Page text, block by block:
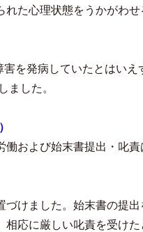
た心理状態をうかがわ
害を発病していたとはい
ました。
）
および始末書提出・叱責
けました。始末書の提
応に厳しい叱責を受け